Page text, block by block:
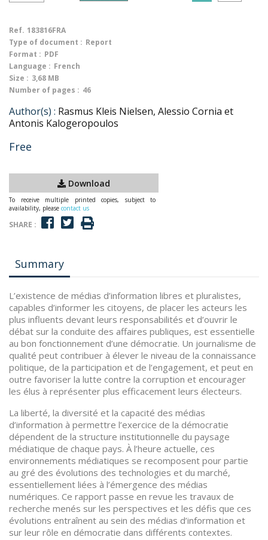
Ref. 183816FRA
Type of document : Report
Format : PDF
Language : French
Size : 3,68 MB
Number of pages : 46
Author(s) : Rasmus Kleis Nielsen, Alessio Cornia et
Antonis Kalogeropoulos
Free
Download
To receive multiple printed copies, subject to
availability, please contact us
SHARE :
Summary
L’existence de médias d’information libres et pluralistes,
capables d’informer les citoyens, de placer les acteurs les
plus influents devant leurs responsabilités et d’ouvrir le
débat sur la conduite des affaires publiques, est essentielle
au bon fonctionnement d’une démocratie. Un journalisme de
qualité peut contribuer à élever le niveau de la connaissance
politique, de la participation et de l’engagement, et peut en
outre favoriser la lutte contre la corruption et encourager
les élus à représenter plus efficacement leurs électeurs.
La liberté, la diversité et la capacité des médias
d’information à permettre l’exercice de la démocratie
dépendent de la structure institutionnelle du paysage
médiatique de chaque pays. À l’heure actuelle, ces
environnements médiatiques se recomposent pour partie
au gré des évolutions des technologies et du marché,
essentiellement liées à l’émergence des médias
numériques. Ce rapport passe en revue les travaux de
recherche menés sur les perspectives et les défis que ces
évolutions entraînent au sein des médias d’information et
sur leur rôle en démocratie dans différents contextes.